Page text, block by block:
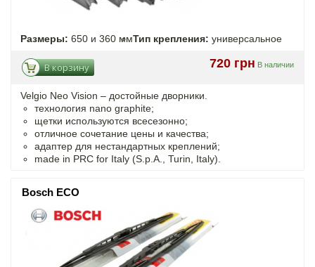
Размеры: 650 и 360 ммТип крепления: универсальное
720 грн В наличии
В корзину
Velgio Neo Vision – достойные дворники.
технология nano graphite;
щетки используются всесезонно;
отличное сочетание цены и качества;
адаптер для нестандартных креплений;
made in PRC for Italy (S.p.A., Turin, Italy).
Bosch ECO